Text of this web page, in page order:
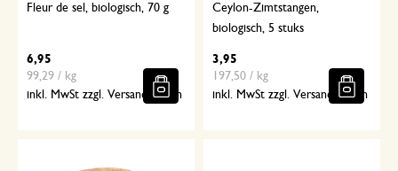
Fleur de sel, biologisch, 70 g
6,95
99,29 / kg
inkl. MwSt zzgl. Versandkosten
Ceylon-Zimtstangen,
biologisch, 5 stuks
3,95
197,50 / kg
inkl. MwSt zzgl. Versandkosten